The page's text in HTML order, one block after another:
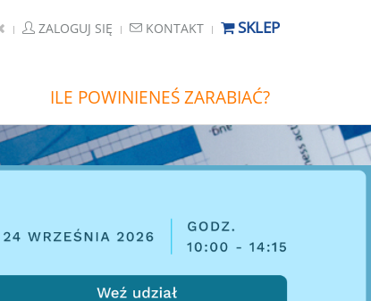
ZALOGUJ SIĘ KONTAKT SKLEP
ILE POWINIENEŚ ZARABIAĆ?